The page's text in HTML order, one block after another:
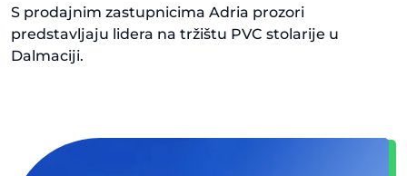
S prodajnim zastupnicima Adria prozori
predstavljaju lidera na tržištu PVC stolarije u
Dalmaciji.